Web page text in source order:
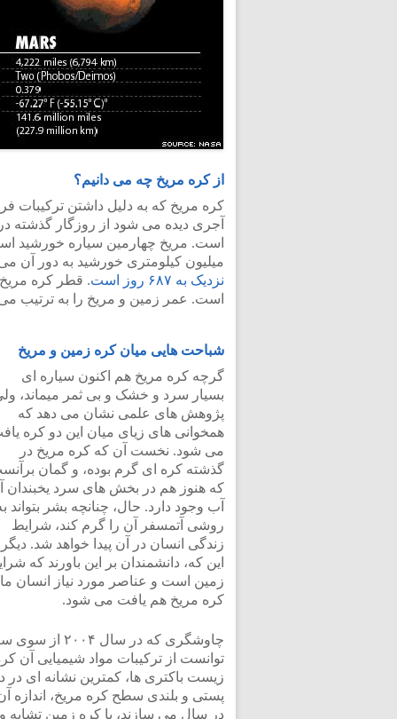
از کره مریخ چه می دانیم؟
آجری دیده می شود از روزگار گذشته
میلیون کیلومتری خورشید به دور آن
نزدیک به ۶۸۷ روز است
است. عمر زمین و مریخ را به ترتیب می توان ۴/۵۴ و ۴/۵ بیلیون سال
شباحت هایی میان کره زمین و مریخ
گرچه کره مریخ هم اکنون سیاره ای
بسیار سرد و خشک و بی ثمر میماند،
پژوهش های علمی نشان می دهد که
همخوانی های زیای میان این دو کره
می شود. نخست آن که کره مریخ در
گذشته کره ای گرم بوده، و گمان
که هنوز هم در بخش های سرد یخبندان
آب وجود دارد. حال، چنانچه بشر بتواند
روشی آتمسفر آن را گرم کند، شرایط
زندگی انسان در آن پیدا خواهد شد. دیگر
این که، دانشمندان بر این باورند که
زمین است و عناصر مورد نیاز انسان
کره مریخ هم یافت می شود.
چاوشگری که
توانست از ترکیبات مواد شیمیایی آن
زیست باکتری ها، کمترین نشانه ای
پستی و بلندی سطح کره مریخ،
در سال می سازند، با کره زمین تشابه